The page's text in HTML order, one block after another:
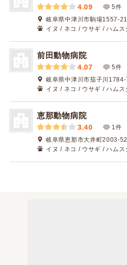
4.09
5件
岐阜県中津川市駒場1557-
イヌ / ネコ / ウサギ / ハム
前田動物病院
4.07
5件
岐阜県中津川市茄子川1784-
イヌ / ネコ / ウサギ / ハム
恵那動物病院
3.40
1件
岐阜県恵那市大井町2003-52
イヌ / ネコ / ウサギ / ハム